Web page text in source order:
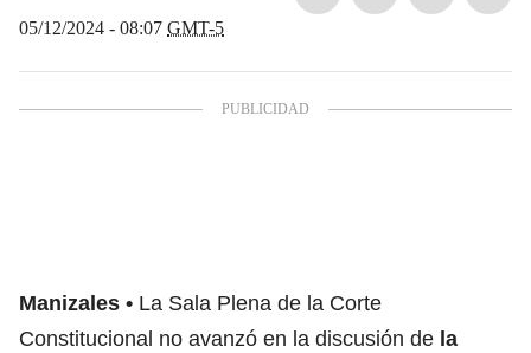
05/12/2024 - 08:07 GMT-5
Manizales
La Sala Plena de la Corte
Constitucional no avanzó en la discusión de la